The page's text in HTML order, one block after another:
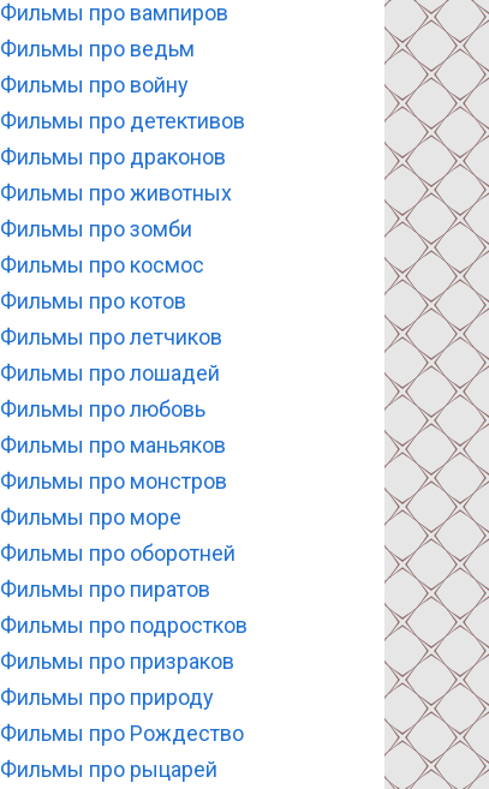
Фильмы про вампиров
Фильмы про ведьм
Фильмы про войну
Фильмы про детективов
Фильмы про драконов
Фильмы про животных
Фильмы про зомби
Фильмы про космос
Фильмы про котов
Фильмы про летчиков
Фильмы про лошадей
Фильмы про любовь
Фильмы про маньяков
Фильмы про монстров
Фильмы про море
Фильмы про оборотней
Фильмы про пиратов
Фильмы про подростков
Фильмы про призраков
Фильмы про природу
Фильмы про Рождество
Фильмы про рыцарей